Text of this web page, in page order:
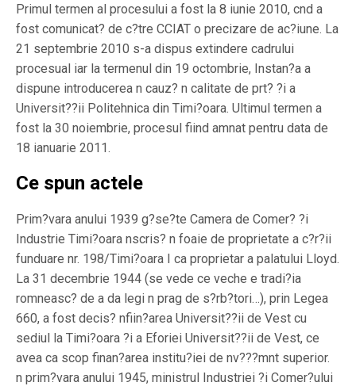
Primul termen al procesului a fost la 8 iunie 2010, cnd a
fost comunicat? de c?tre CCIAT o precizare de ac?iune. La
21 septembrie 2010 s-a dispus extindere cadrului
procesual iar la termenul din 19 octombrie, Instan?a a
dispune introducerea n cauz? n calitate de prt? ?i a
Universit??ii Politehnica din Timi?oara. Ultimul termen a
fost la 30 noiembrie, procesul fiind amnat pentru data de
18 ianuarie 2011.
Ce spun actele
Prim?vara anului 1939 g?se?te Camera de Comer? ?i
Industrie Timi?oara nscris? n foaie de proprietate a c?r?ii
funduare nr. 198/Timi?oara I ca proprietar a palatului Lloyd.
La 31 decembrie 1944 (se vede ce veche e tradi?ia
romneasc? de a da legi n prag de s?rb?tori…), prin Legea
660, a fost decis? nfiin?area Universit??ii de Vest cu
sediul la Timi?oara ?i a Eforiei Universit??ii de Vest, ce
avea ca scop finan?area institu?iei de nv???mnt superior.
n prim?vara anului 1945, ministrul Industriei ?i Comer?ului